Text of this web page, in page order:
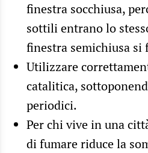
finestra socchiusa,
sottili entrano lo
finestra semichiusa si
Utilizzare
catalitica,
periodici.
Per chi vive in una
di fumare riduce la